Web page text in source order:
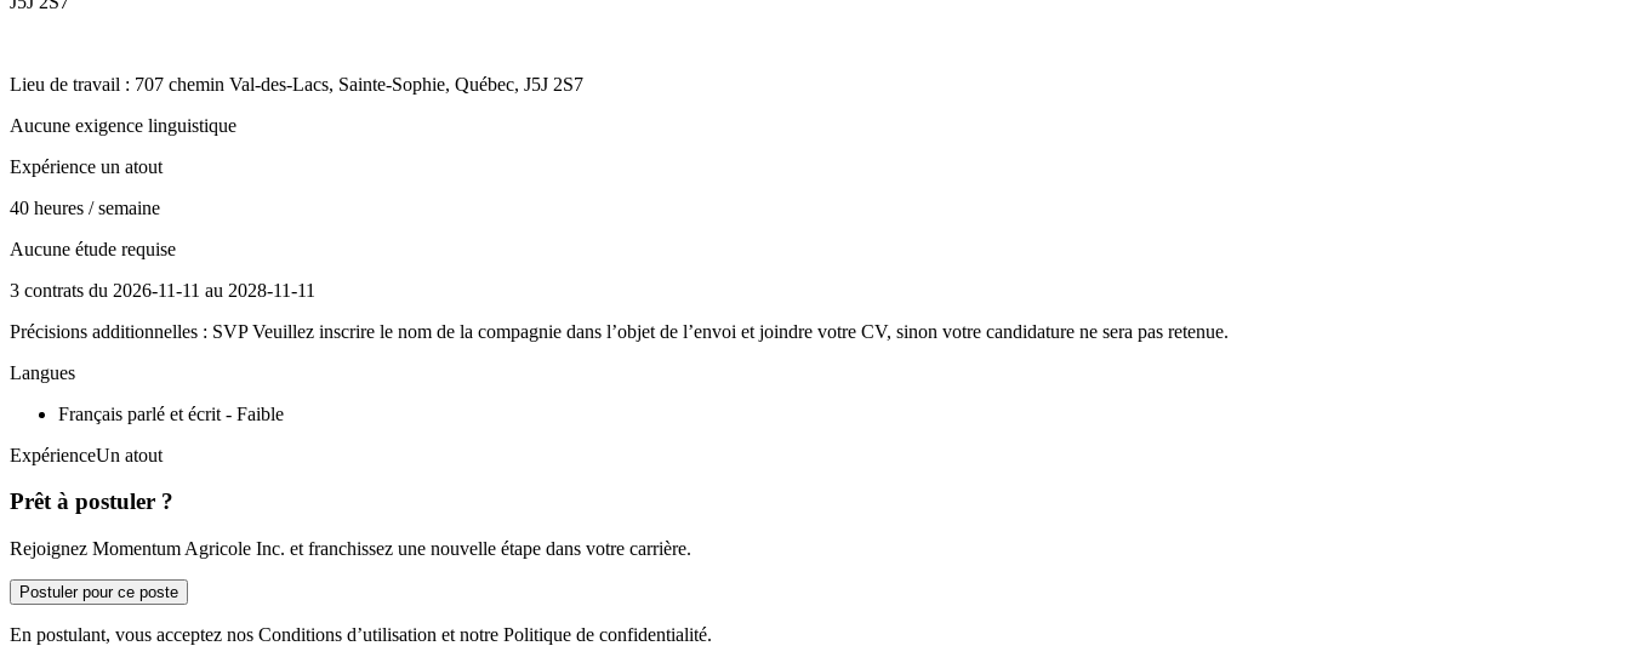
Lieu de travail : 707 chemin Val-des-Lacs, Sainte-Sophie, Québec, J5J 2S7
Aucune exigence linguistique
Expérience un atout
40 heures / semaine
Aucune étude requise
3 contrats du 2026-11-11 au 2028-11-11
Précisions additionnelles : SVP Veuillez inscrire le nom de la compagnie dans l’objet de l’envoi et joindre votre CV, sinon votre candidature ne sera pas retenue.
Langues
Français parlé et écrit - Faible
ExpérienceUn atout
Prêt à postuler ?
Rejoignez Momentum Agricole Inc. et franchissez une nouvelle étape dans votre carrière.
Postuler pour ce poste
En postulant, vous acceptez nos Conditions d’utilisation et notre Politique de confidentialité.